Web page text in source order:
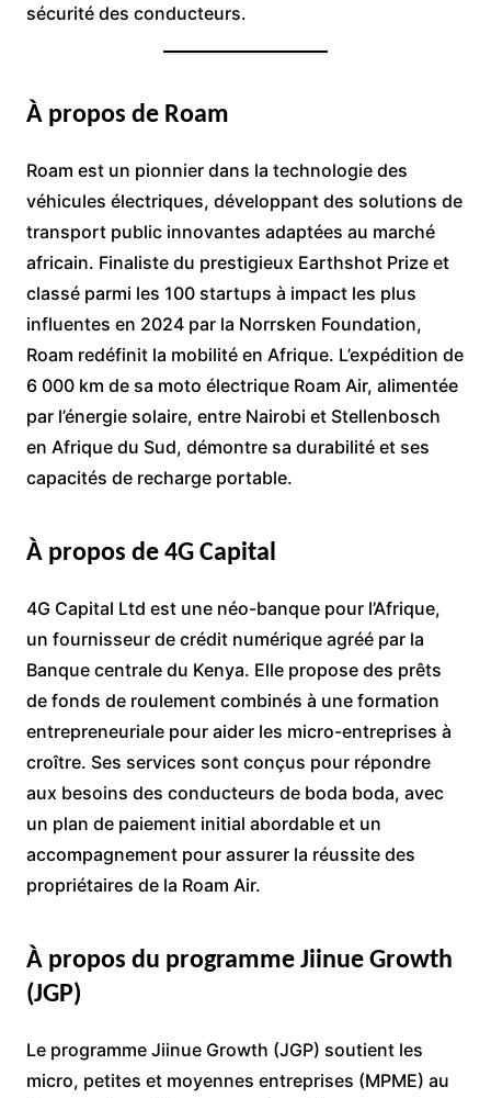
sécurité des conducteurs.
À propos de Roam
Roam est un pionnier dans la technologie des
véhicules électriques, développant des solutions de
transport public innovantes adaptées au marché
africain. Finaliste du prestigieux Earthshot Prize et
classé parmi les 100 startups à impact les plus
influentes en 2024 par la Norrsken Foundation,
Roam redéfinit la mobilité en Afrique. L’expédition de
6 000 km de sa moto électrique Roam Air, alimentée
par l’énergie solaire, entre Nairobi et Stellenbosch
en Afrique du Sud, démontre sa durabilité et ses
capacités de recharge portable.
À propos de 4G Capital
4G Capital Ltd est une néo-banque pour l’Afrique,
un fournisseur de crédit numérique agréé par la
Banque centrale du Kenya. Elle propose des prêts
de fonds de roulement combinés à une formation
entrepreneuriale pour aider les micro-entreprises à
croître. Ses services sont conçus pour répondre
aux besoins des conducteurs de boda boda, avec
un plan de paiement initial abordable et un
accompagnement pour assurer la réussite des
propriétaires de la Roam Air.
À propos du programme Jiinue Growth
(JGP)
Le programme Jiinue Growth (JGP) soutient les
micro, petites et moyennes entreprises (MPME) au